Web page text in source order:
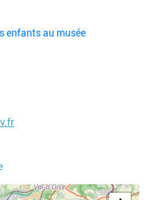
enfants au musée